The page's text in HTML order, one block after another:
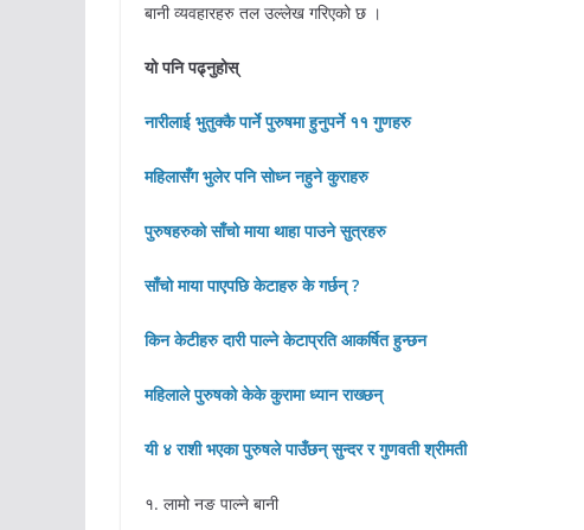
बानी व्यवहारहरु तल उल्लेख गरिएको छ ।
यो पनि पढ्नुहोस्
नारीलाई भुतुक्कै पार्ने पुरुषमा हुनुपर्ने ११ गुणहरु
महिलासँग भुलेर पनि सोध्न नहुने कुराहरु
पुरुषहरुको साँचो माया थाहा पाउने सुत्रहरु
साँचो माया पाएपछि केटाहरु के गर्छन् ?
किन केटीहरु दारी पाल्ने केटाप्रति आकर्षित हुन्छन
महिलाले पुरुषको केके कुरामा ध्यान राख्छन्
यी ४ राशी भएका पुरुषले पाउँछन् सुन्दर र गुणवती श्रीमती
१. लामो नङ पाल्ने बानी